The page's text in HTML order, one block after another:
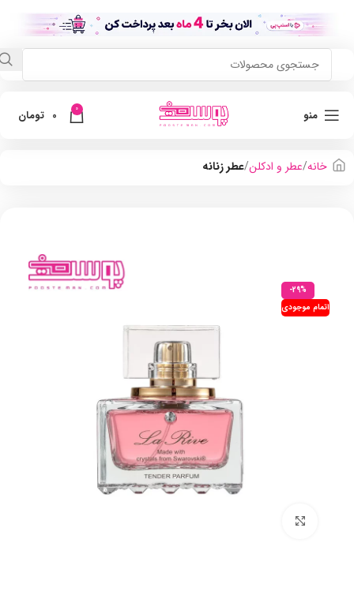
منو 0
0 تومان
خانه عطر و ادکلن عطر زنانه
-29%
اتمام موجودی